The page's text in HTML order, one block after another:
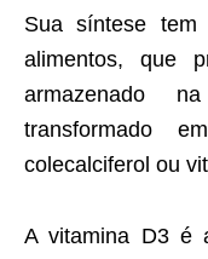
Sua síntese
alimentos, que
armazenado
transformado
colecalciferol ou
A vitamina D3 é